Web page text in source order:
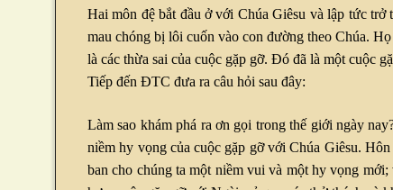
Hai môn đệ bắt đầu ở với Chúa Giêsu và lập tức
mau chóng bị lôi cuốn vào con đường theo Chúa.
là các thừa sai của cuộc gặp gỡ. Đó đã là một cuộc
Tiếp đến ĐTC đưa ra câu hỏi sau đây:
Làm sao khám phá ra ơn gọi trong thế giới ngày
niềm hy vọng của cuộc gặp gỡ với Chúa Giêsu.
ban cho chúng ta một niềm vui và một hy vọng